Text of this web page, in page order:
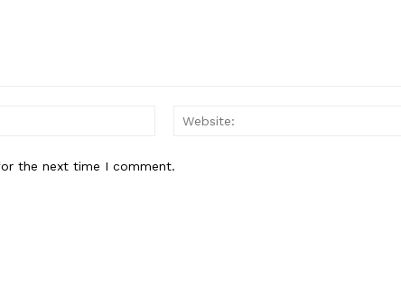
Email:*
the next time I comment.